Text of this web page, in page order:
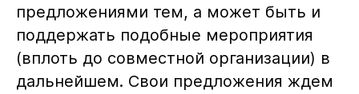
предложениями тем, а может быть и
поддержать подобные мероприятия
(вплоть до совместной организации) в
дальнейшем. Свои предложения ждем